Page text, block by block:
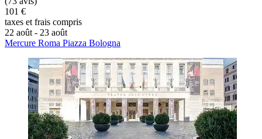
101 €
taxes et frais compris
22 août - 23 août
Mercure Roma Piazza Bologna